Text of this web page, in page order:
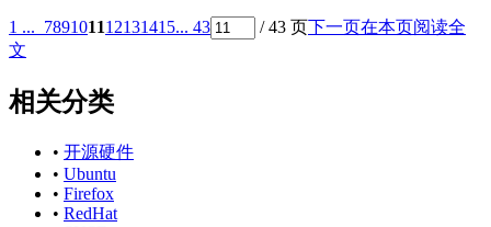
1 ... 789101112131415... 43 / 43 页下一页在本页阅读全
文
相关分类
• 开源硬件
• Ubuntu
• Firefox
• RedHat